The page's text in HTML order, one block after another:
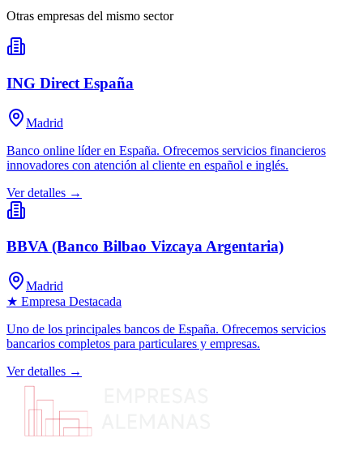
Otras empresas del mismo sector
ING Direct España
Madrid
Banco online líder en España. Ofrecemos servicios financieros
innovadores con atención al cliente en español e inglés.
Ver detalles →
BBVA (Banco Bilbao Vizcaya Argentaria)
Madrid
★ Empresa Destacada
Uno de los principales bancos de España. Ofrecemos servicios
bancarios completos para particulares y empresas.
Ver detalles →